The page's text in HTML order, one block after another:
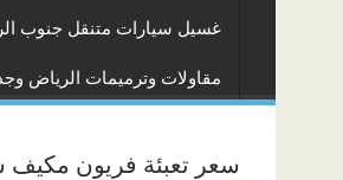
غسيل سيارات متنقل جنوب
مقاولات وترميمات الرياض
سعر تعبئة فريون مكيف